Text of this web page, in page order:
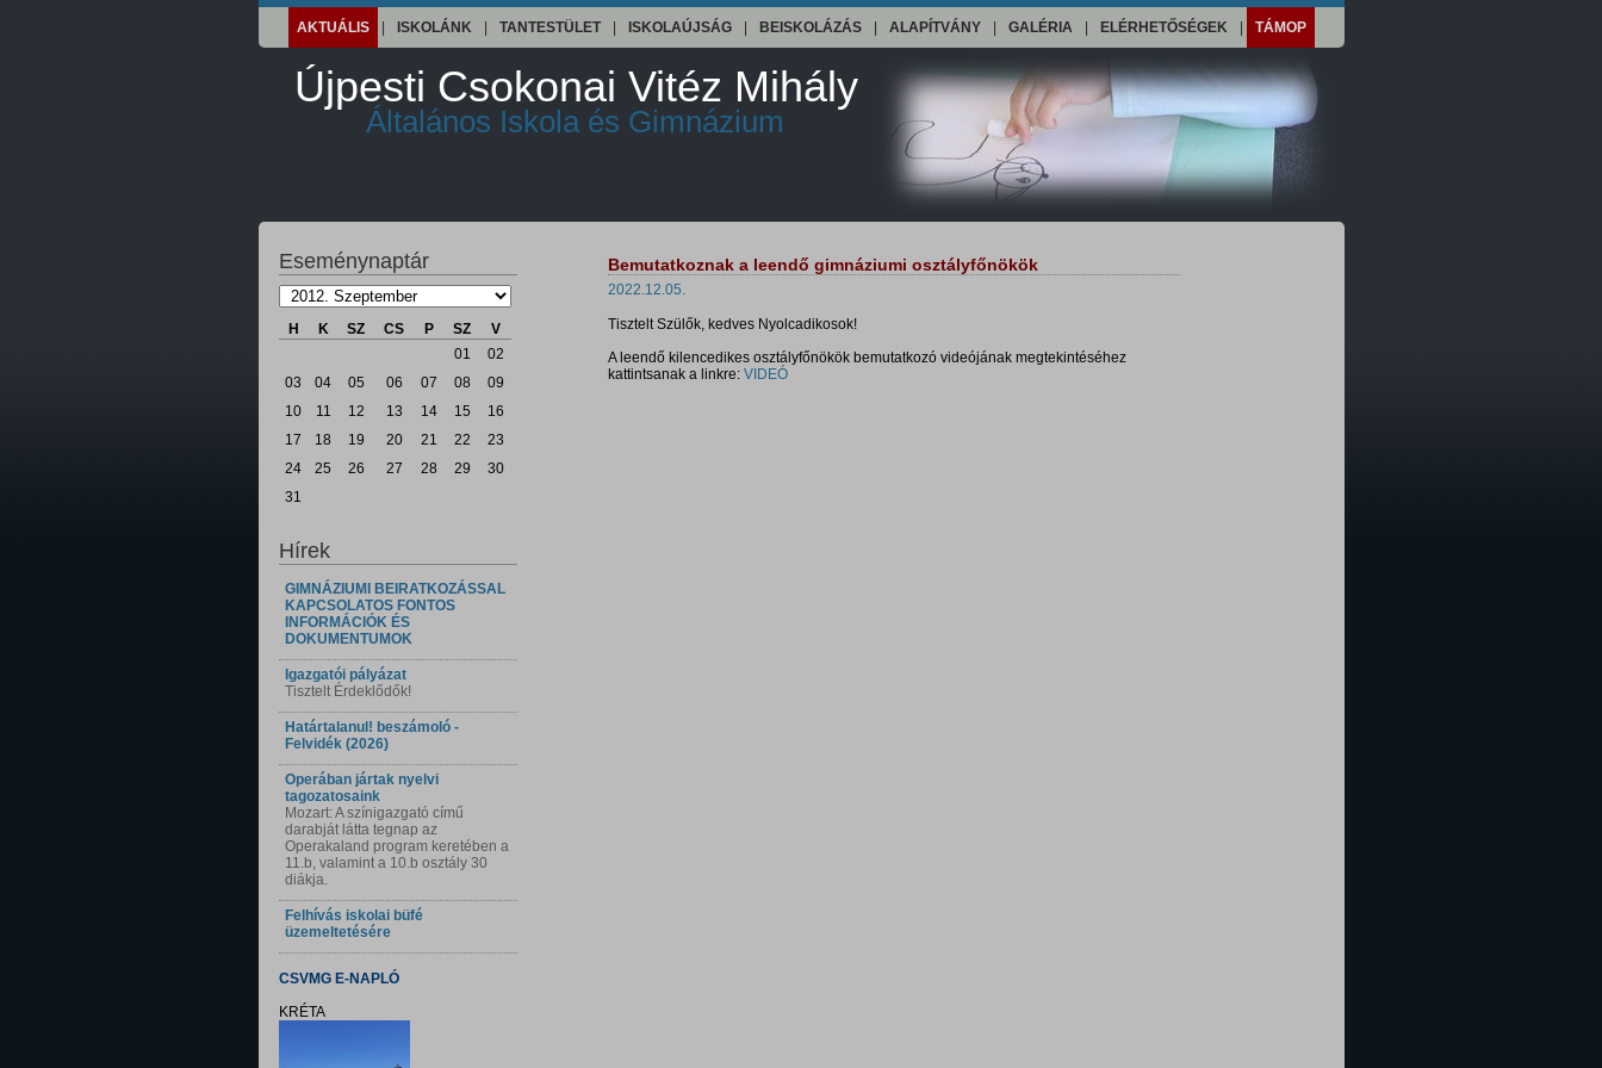
AKTUÁLIS ISKOLÁNK TANTESTÜLET ISKOLAÚJSÁG BEISKOLÁZÁS ALAPÍTVÁNY GALÉRIA ELÉRHETŐSÉGEK TÁMOP
Újpesti Csokonai Vitéz Mihály
Általános Iskola és Gimnázium
Eseménynaptár
H K SZ CS P SZ
V
01
02
03
04 05 06 07 08
09
10
11 12 13 14 15
16
17
18 19 20 21 22
23
24
25 26 27 28 29
30
31
Hírek
GIMNÁZIUMI BEIRATKOZÁSSAL
KAPCSOLATOS FONTOS
INFORMÁCIÓK ÉS
DOKUMENTUMOK
Igazgatói pályázat
Tisztelt Érdeklődők!
Határtalanul! beszámoló -
Felvidék (2026)
Operában jártak nyelvi
tagozatosaink
Mozart: A színigazgató című
darabját látta tegnap az
Operakaland program keretében a
11.b, valamint a 10.b osztály 30
diákja.
Felhívás iskolai büfé
üzemeltetésére
CSVMG E-NAPLÓ
KRÉTA
Bemutatkoznak a leendő gimnáziumi osztályfőnökök
2022.12.05.
Tisztelt Szülők, kedves Nyolcadikosok!
A leendő kilencedikes osztályfőnökök bemutatkozó videójának megtekintéséhez
kattintsanak a linkre: VIDEÓ